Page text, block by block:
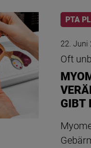
PTA
22. Juni
Oft
GIBT